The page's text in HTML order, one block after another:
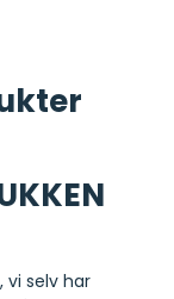
vi selv har